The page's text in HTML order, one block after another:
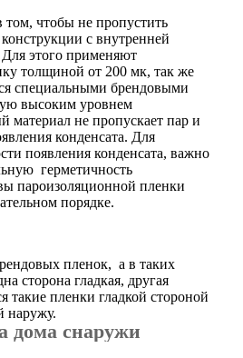
том, чтобы не пропустить
с внутренней
этого применяют
толщиной от 200 мк, так же
специальными брендовыми
высоким уровнем
материал не пропускает пар и
конденсата. Для
появления конденсата, важно
герметичность
пароизоляционной пленки
порядке.
пленок, а в таких
сторона гладкая, другая
такие пленки гладкой стороной
наружу.
дома снаружи